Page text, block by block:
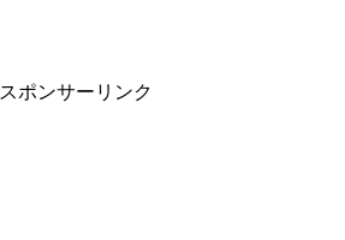
スポンサーリンク